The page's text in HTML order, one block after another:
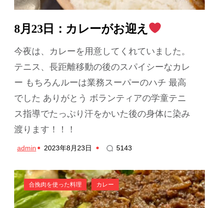
8月23日：カレーがお迎え
今夜は、カレーを用意してくれていました。
テニス、長距離移動の後のスパイシーなカレ
ー もちろんルーは業務スーパーのハチ 最高
でした ありがとう ボランティアの学童テニ
ス指導でたっぷり汗をかいた後の身体に染み
渡ります！！！
admin 2023年8月23日 5143
合挽肉を使った料理 カレー